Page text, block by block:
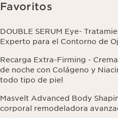
Favoritos
DOUBLE SERUM Eye-
Experto para el Contorno de
Recarga Extra-Firming -
de noche con Colágeno y
todo tipo de piel
Masvelt Advanced Body
corporal remodeladora